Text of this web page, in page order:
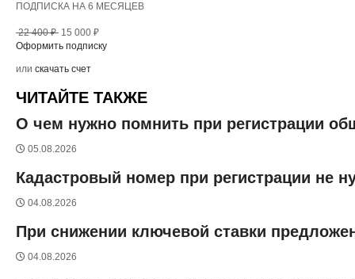
ПОДПИСКА НА 6 МЕСЯЦЕВ
22 400 ₽ 15 000 ₽
Оформить подписку
или скачать счет
ЧИТАЙТЕ ТАКЖЕ
О чем нужно помнить при регистрации
05.08.2026
Кадастровый номер при регистрации не
04.08.2026
При снижении ключевой ставки
04.08.2026